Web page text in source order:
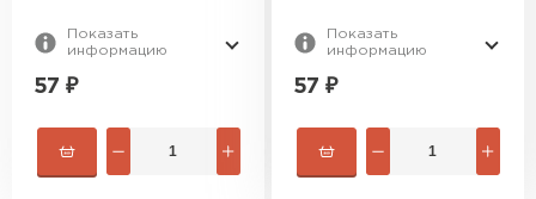
Показать
информацию
57 ₽
Показать
информацию
57 ₽